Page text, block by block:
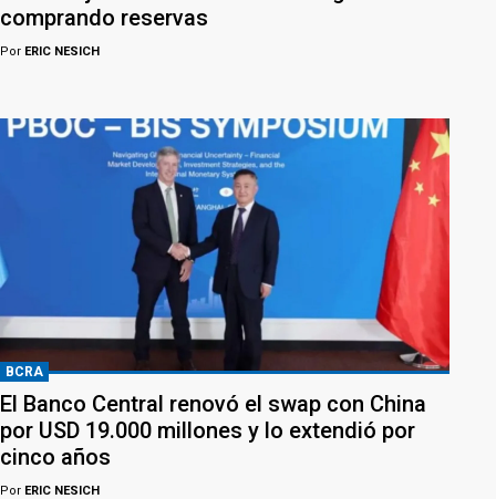
comprando reservas
Por ERIC NESICH
BCRA
El Banco Central renovó el swap con China
por USD 19.000 millones y lo extendió por
cinco años
Por ERIC NESICH